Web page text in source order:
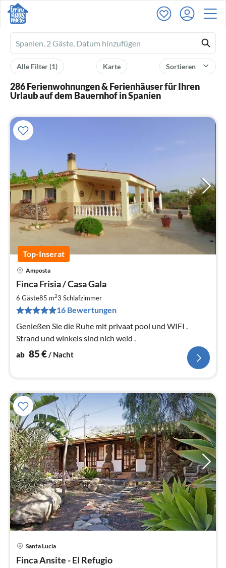
Ferienhausmiete
logo
Sortieren
Karte
Alle Filter(1)
286 Ferienwohnungen & Ferienhäuser für Ihren
Urlaub auf dem Bauernhof in Spanien
Top-Inserat
Amposta
Finca Frisia / Casa Gala
6 Gäste85 m23 Schlafzimmer
16 Bewertungen
Genießen Sie die Ruhe mit privaat pool und WIFI .
Strand und winkels sind nich weid .
ab 85€/ Nacht
Santa Lucia
Finca Ansite - El Refugio